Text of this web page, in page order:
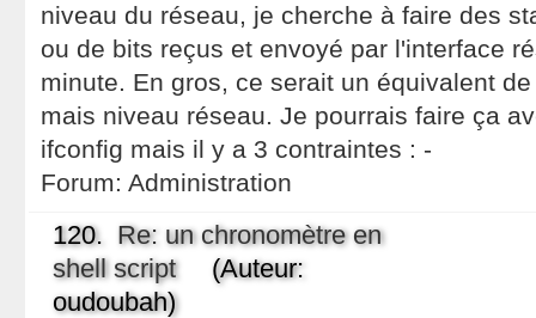
niveau du réseau, je cherche à faire des
ou de bits reçus et envoyé par l'interface
minute. En gros, ce serait un équivalent
mais niveau réseau. Je pourrais faire ça
ifconfig mais il y a 3 contraintes : -
Forum: Administration
120. Re: un chronomètre en
shell script(Auteur:
oudoubah)